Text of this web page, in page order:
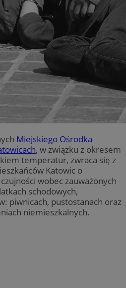
Miejskiego Ośrodka
, w związku z okresem
temperatur, zwraca się z
Katowic o
wobec zauważonych
schodowych,
piwnicach, pustostanach oraz
niemieszkalnych.